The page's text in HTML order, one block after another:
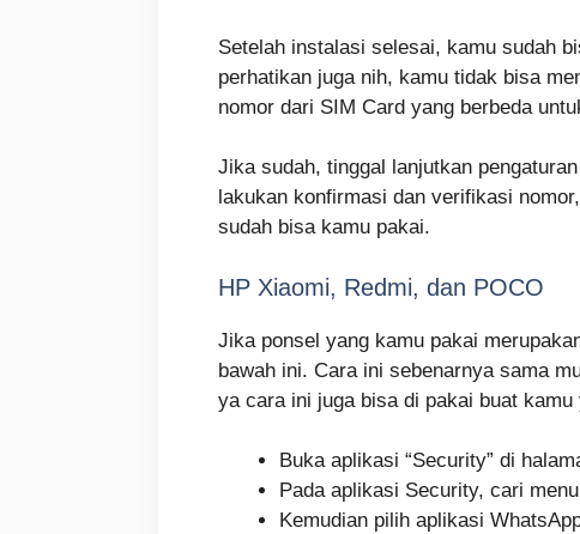
Setelah instalasi selesai, kamu sudah
perhatikan juga nih, kamu tidak bisa
nomor dari SIM Card yang berbeda
Jika sudah, tinggal lanjutkan
lakukan konfirmasi dan verifikasi
sudah bisa kamu pakai.
HP Xiaomi, Redmi, dan POCO
Jika ponsel yang kamu pakai
bawah ini. Cara ini sebenarnya sama
ya cara ini juga bisa di pakai buat
Buka aplikasi “Security” di
Pada aplikasi Security, cari menu
Kemudian pilih aplikasi